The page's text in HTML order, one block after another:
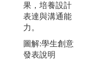
果，培養設計
表達與溝通能
力。
圖解:學生創意
發表說明